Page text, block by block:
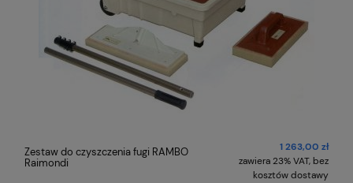
Zestaw do czyszczenia fugi RAMBO
Raimondi
1 263,00 zł
zawiera 23% VAT, bez
kosztów dostawy